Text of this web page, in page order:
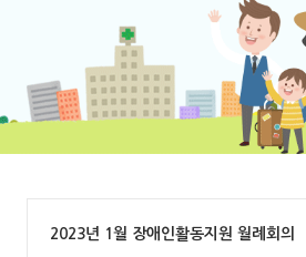
2023년 1월 장애인활동지원 월례회의